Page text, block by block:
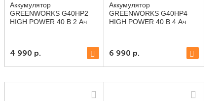
Аккумулятор
GREENWORKS G40HP2
HIGH POWER 40 В 2 Ач
4 990 р.
Аккумулятор
GREENWORKS G40HP4
HIGH POWER 40 В 4 Ач
6 990 р.